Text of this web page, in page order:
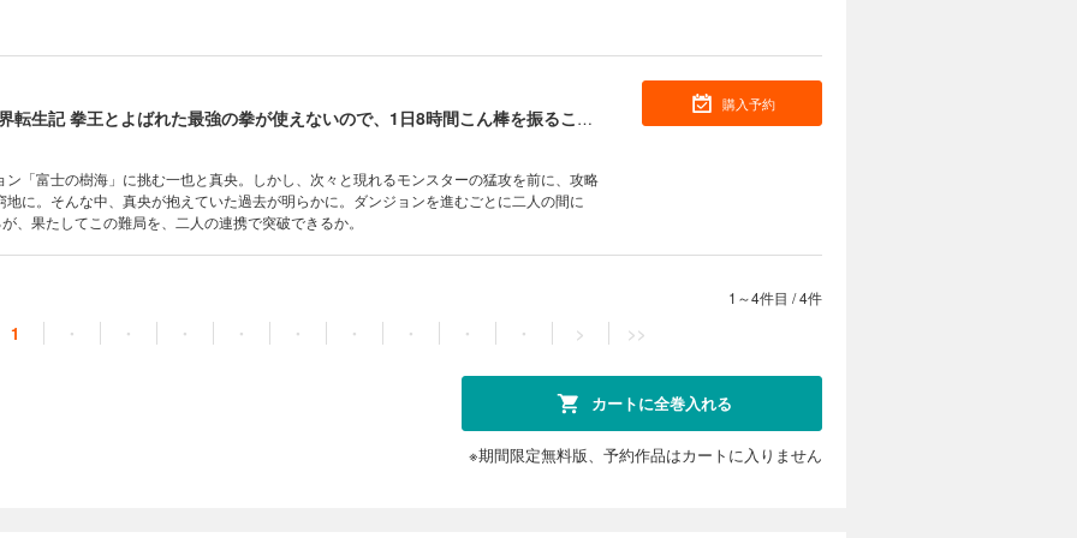
ネトゲ廃人の異世界転生記 拳王とよばれた最強の拳が使えないので、1日8時間こん棒を振ることからはじめた(4)
ン「富士の樹海」に挑む一也と真央。しかし、次々と現れるモンスターの猛攻を前に、攻略
地に。そんな中、真央が抱えていた過去が明らかに。ダンジョンを進むごとに二人の間に
、果たしてこの難局を、二人の連携で突破できるか。
購入予約
1～4件目 /4件
1 ・ ・ ・ ・ ・ ・ ・ ・ ・ > >>
カートに全巻入れる
※期間限定無料版、予約作品はカートに入りません